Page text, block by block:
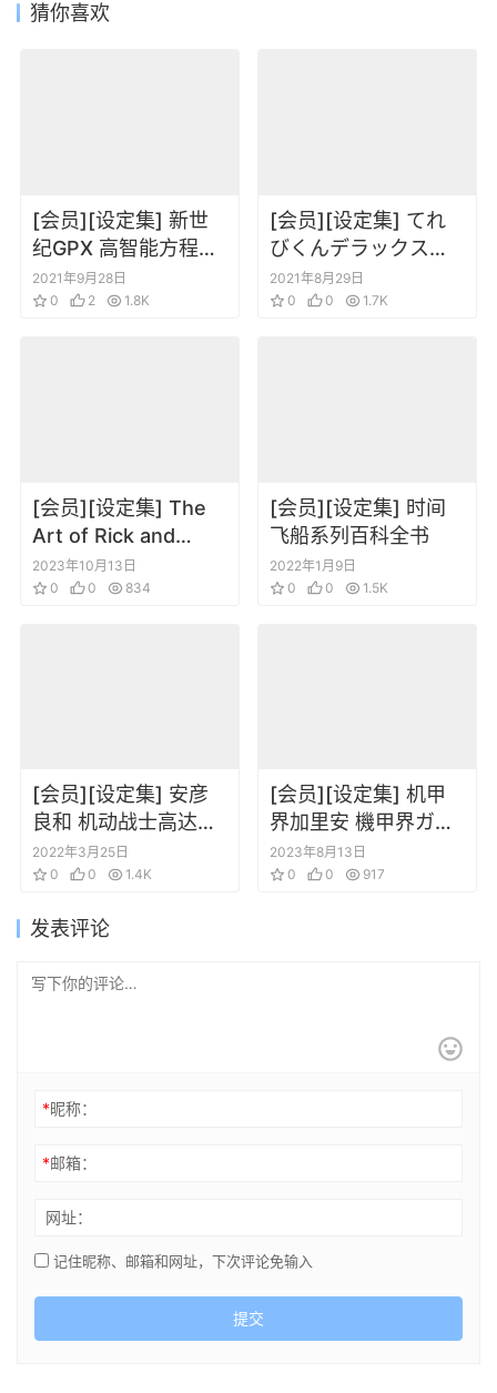
猜你喜欢
[会员][设定集] 新世
纪GPX 高智能方程式
赛车 Cyber Formula
设定资料馆
2021年9月28日
0
2 1.8K
[会员][设定集] てれ
びくんデラックス爱
蔵版SSSS.GRIDMAN
超全集
2021年8月29日
0
0 1.7K
[会员][设定集] The
Art of Rick and
Morty Vol.2 瑞克和
莫蒂 艺术集2
2023年10月13日
0
0 834
[会员][设定集] 时间
飞船系列百科全书
2022年1月9日
0
0 1.5K
[会员][设定集] 安彦
良和 机动战士高达
THE ORIGIN キャラ
クター&メカニカルワ
2022年3月25日
0
0 1.4K
[会员][设定集] 机甲
界加里安 機甲界ガリ
アンコンプリートア
ートワークス
2023年8月13日
0
0 917
发表评论
*昵称：
*邮箱：
网址：
记住昵称、邮箱和网址，下次评论免输入
提交